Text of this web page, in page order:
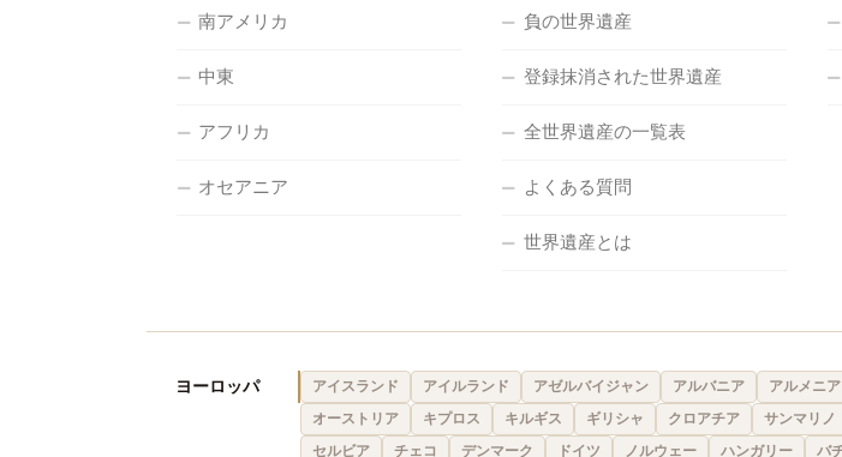
南アメリカ
中東
アフリカ
オセアニア
負の世界遺産
登録抹消された世界遺産
全世界遺産の一覧表
よくある質問
世界遺産とは
ヨーロッパ アイスランド アイルランド アゼルバイジャン アルバニア アルメニア
オーストリア
キプロス キルギス ギリシャ クロアチア サンマリノ
セルビア
チェコ デンマーク ドイツ ノルウェー ハンガリー バ